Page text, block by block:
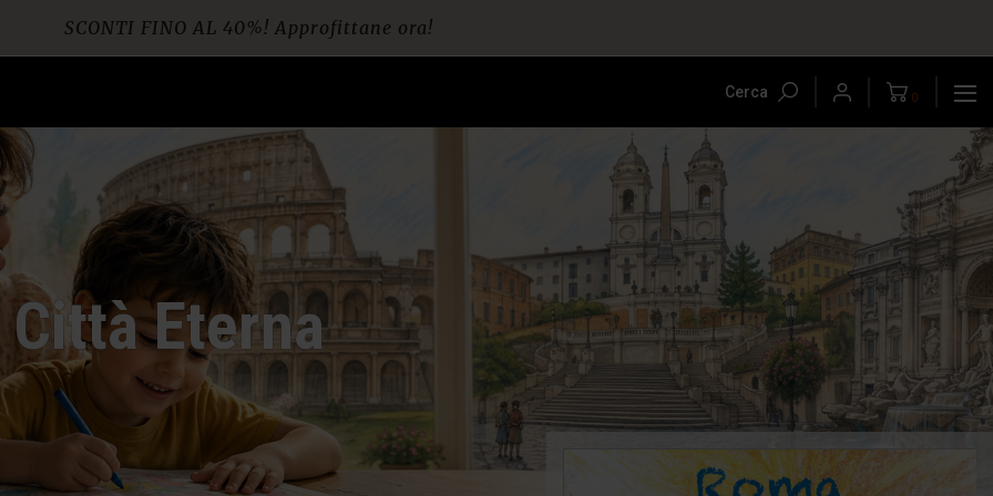
SCONTI FINO AL 40%! Approfittane ora!
Cerca 0
Eterna